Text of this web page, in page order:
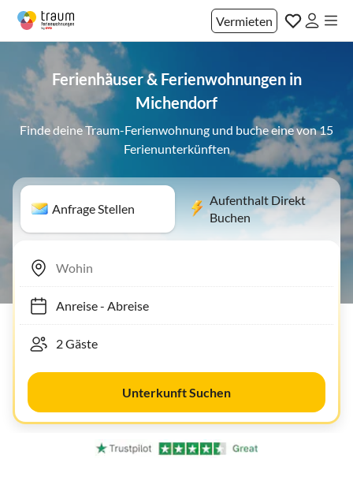
Vermieten
Ferienhäuser & Ferienwohnungen in
Michendorf
Finde deine Traum-Ferienwohnung und buche eine von 15
Ferienunterkünften
Anfrage Stellen
Aufenthalt Direkt
Buchen
Anreise- Abreise
Unterkunft Suchen